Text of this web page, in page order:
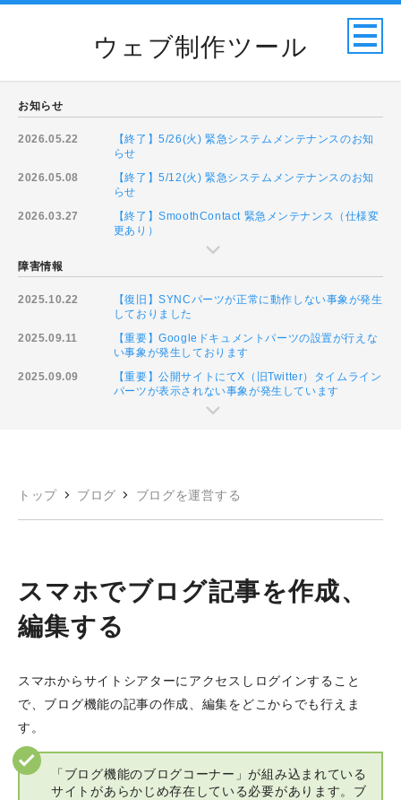
ウェブ制作ツール
お知らせ
2026.05.22
【終了】5/26(火) 緊急システムメンテナンスのお知
らせ
2026.05.08
【終了】5/12(火) 緊急システムメンテナンスのお知
らせ
2026.03.27
【終了】SmoothContact 緊急メンテナンス（仕様変
更あり）
障害情報
2025.10.22
【復旧】SYNCパーツが正常に動作しない事象が発生
しておりました
2025.09.11
【重要】Googleドキュメントパーツの設置が行えな
い事象が発生しております
2025.09.09
【重要】公開サイトにてX（旧Twitter）タイムライン
パーツが表示されない事象が発生しています
トップ ブログ ブログを運営する
スマホでブログ記事を作成、
編集する
スマホからサイトシアターにアクセスしログインすること
で、ブログ機能の記事の作成、編集をどこからでも行えま
す。
「ブログ機能のブログコーナー」が組み込まれている
サイトがあらかじめ存在している必要があります。ブ